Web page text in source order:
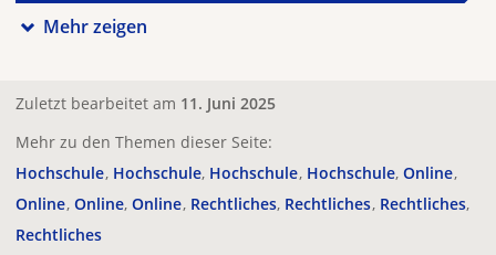
Mehr zeigen
Zuletzt bearbeitet am 11. Juni 2025
Mehr zu den Themen dieser Seite:
Hochschule Hochschule Hochschule Hochschule Online
Online Online Online Rechtliches Rechtliches Rechtliches
Rechtliches